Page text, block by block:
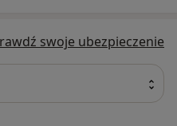
swoje ubezpieczenie